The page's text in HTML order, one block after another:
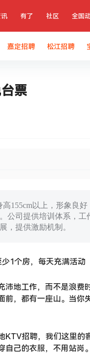
有了 社区 全国
嘉定招聘 松江招聘
票
155cm以上，形象良
公司提供培训体系，
，提供激励机制。
1个房，每天充满活动
沛地工作，而不是浪
前，都有一座山。当
招聘，我们这里的
己的衣服，不用站岗